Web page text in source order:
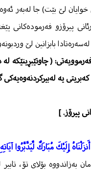
لێ بێت) جا لەبەر
پیرۆزو فەرمودەكانی
بابزانین لێ
( چاوتێبڕینێكە
یە
پیرۆز. ]
إِلَيْكَ مُبَارَكٌ لِّيَدَّبَّرُوا
بەزاندووە بۆلای تۆ،